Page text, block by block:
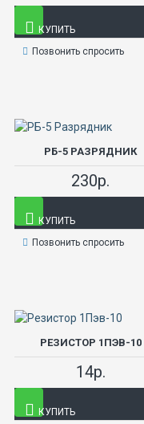
КУПИТЬ
Позвонить спросить
РБ-5 РАЗРЯДНИК
230р.
КУПИТЬ
Позвонить спросить
РЕЗИСТОР 1ПЭВ-10
14р.
КУПИТЬ